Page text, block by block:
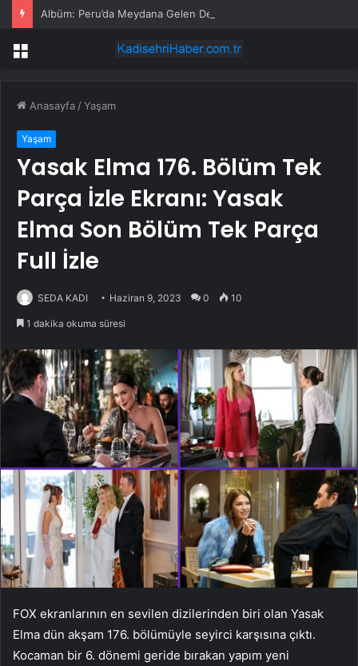
Menü
Anasayfa /Yaşam
Yaşam
Yasak Elma 176. Bölüm Tek
Parça İzle Ekranı: Yasak
Elma Son Bölüm Tek Parça
Full İzle
SEDA KADI Haziran 9, 2023 0 10
1 dakika okuma süresi
FOX ekranlarının en sevilen dizilerinden biri olan Yasak
Elma dün akşam 176. bölümüyle seyirci karşısına çıktı.
Kocaman bir 6. dönemi geride bırakan yapım yeni